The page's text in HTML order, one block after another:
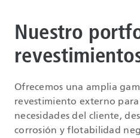
Nuestro
Ofrecemos una amplia
revestimiento externo para
necesidades del cliente,
corrosión y flotabilidad